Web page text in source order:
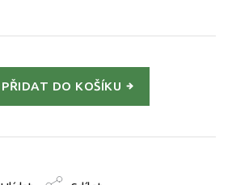
PŘIDAT DO KOŠÍKU